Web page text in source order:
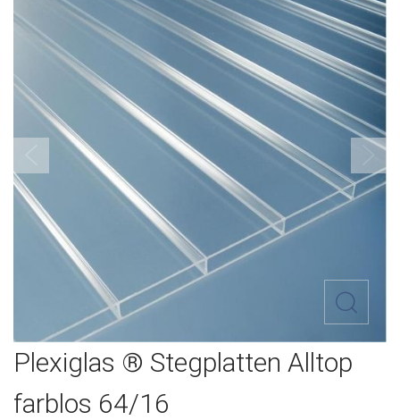
Bildergalerie
springen
Zum
der
Plexiglas ® Stegplatten Alltop
farblos 64/16